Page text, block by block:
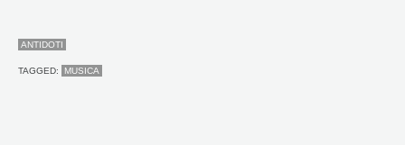
ANTIDOTI
TAGGED: MUSICA